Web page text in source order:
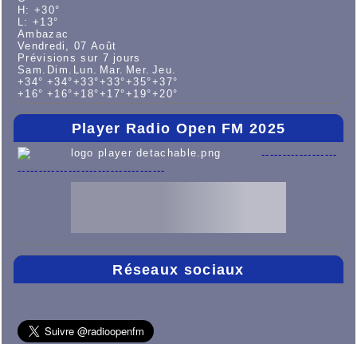
H: +30°
L: + 13°
Ambazac
Vendredi, 07 Août
Prévisions sur 7 jours
Sam. Dim. Lun. Mar. Mer. Jeu.
+34° +34°+33°+33°+35°+37°
+ 16° + 16°+ 18°+ 17°+ 19°+ 20°
Player Radio Open FM 2025
------------------
-----------------------------------
Réseaux sociaux